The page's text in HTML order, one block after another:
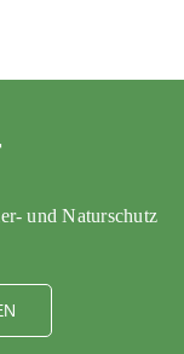
und Naturschutz